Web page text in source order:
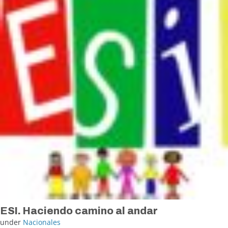
ESI. Haciendo camino al andar
under Nacionales